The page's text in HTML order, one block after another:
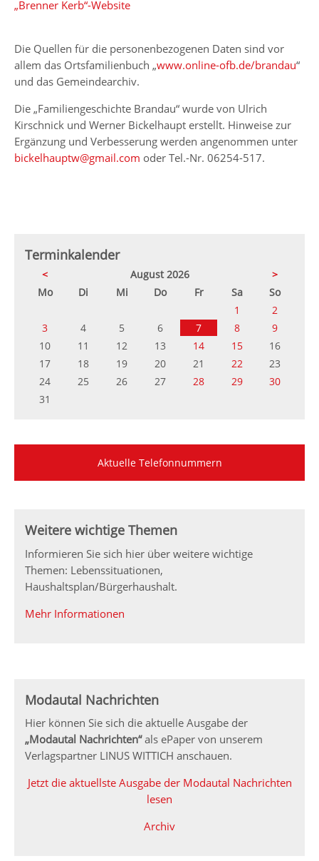
„Brenner Kerb“-Website
Die Quellen für die personenbezogenen Daten sind vor
allem das Ortsfamilienbuch „www.online-ofb.de/brandau“
und das Gemeindearchiv.
Die „Familiengeschichte Brandau“ wurde von Ulrich
Kirschnick und Werner Bickelhaupt erstellt. Hinweise zur
Ergänzung und Verbesserung werden angenommen unter
bickelhauptw@gmail.com oder Tel.-Nr. 06254-517.
Terminkalender
< August 2026
>
Montag Di enstagMittwochDonnerstag
Freitag SamstagSonntag
1
2
3
4 5 6 7 8
9
10
11 12 13 14 15
16
17
18 19 20 21 22
23
24
25 26 27 28 29
30
31
Aktuelle Telefonnummern
Weitere wichtige Themen
Informieren Sie sich hier über weitere wichtige
Themen: Lebenssituationen,
Haushaltsplan/Bürgerhaushalt.
Mehr Informationen
Modautal Nachrichten
Hier können Sie sich die aktuelle Ausgabe der
„Modautal Nachrichten“als ePaper von unserem
Verlagspartner LINUS WITTICH anschauen.
Jetzt die aktuellste Ausgabe der Modautal Nachrichten
lesen
Archiv